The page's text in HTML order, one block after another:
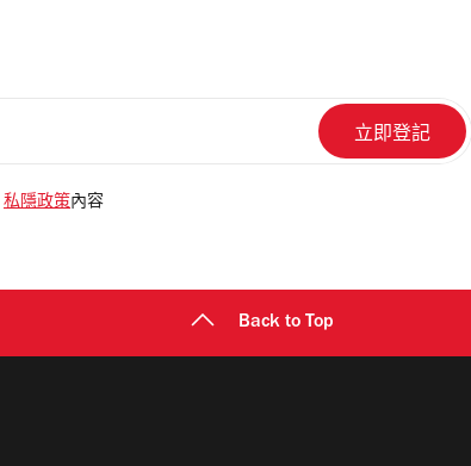
私隱政策內容
Back to Top